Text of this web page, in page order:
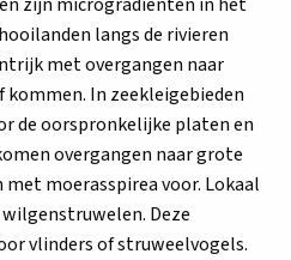
langs de rivieren
met overgangen naar
In zeekleigebieden
de oorspronkelijke platen en
overgangen naar grote
moerasspirea voor. Lokaal
Deze
vlinders of struweelvogels.